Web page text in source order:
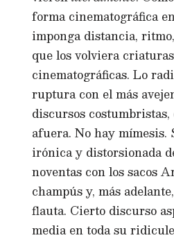
forma cinematográfica
imponga distancia,
que los volviera
cinematográficas. Lo
ruptura con el más
discursos
afuera. No hay mímesis.
irónica y distorsionada
noventas con los sacos
champús y, más
flauta. Cierto discurso
media en toda su